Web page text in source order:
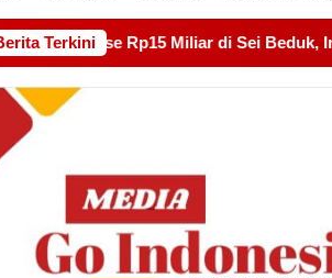
Terkini
Beduk, Ini Permintaan AMSBP